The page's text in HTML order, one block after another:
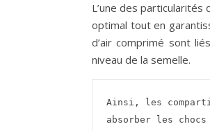
L’une des
optimal tout en
d’air comprimé sont
niveau de la semelle.
Ainsi, les
absorber les